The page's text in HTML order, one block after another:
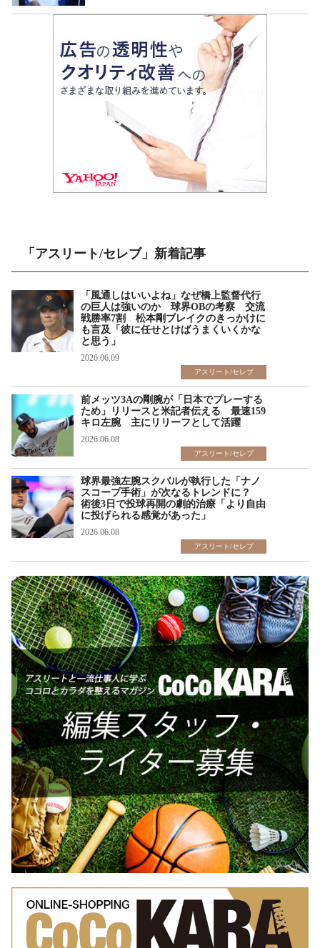
「アスリート/セレブ」新着記事
「風通しはいいよね」なぜ橋上監督代行
の巨人は強いのか 球界OBの考察 交流
戦勝率7割 松本剛ブレイクのきっかけに
も言及「彼に任せとけばうまくいくかな
と思う」
2026.06.09
アスリート/セレブ
前メッツ3Aの剛腕が「日本でプレーする
ため」リリースと米記者伝える 最速159
キロ左腕 主にリリーフとして活躍
2026.06.08
アスリート/セレブ
球界最強左腕スクバルが執行した「ナノ
スコープ手術」が次なるトレンドに？
術後3日で投球再開の劇的治療「より自由
に投げられる感覚があった」
2026.06.08
アスリート/セレブ